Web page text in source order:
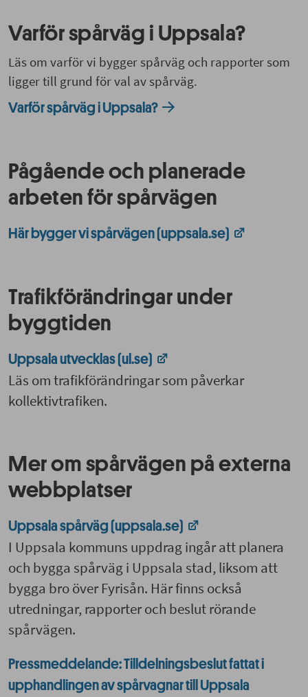
Varför spårväg i Uppsala?
Läs om varför vi bygger spårväg och rapporter som
ligger till grund för val av spårväg.
Varför spårväg i Uppsala?
Pågående och planerade
arbeten för spårvägen
Här bygger vi spårvägen (uppsala.se)
Trafikförändringar under
byggtiden
Uppsala utvecklas (ul.se)
Läs om trafikförändringar som påverkar
kollektivtrafiken.
Mer om spårvägen på externa
webbplatser
Uppsala spårväg (uppsala.se)
I Uppsala kommuns uppdrag ingår att planera
och bygga spårväg i Uppsala stad, liksom att
bygga bro över Fyrisån. Här finns också
utredningar, rapporter och beslut rörande
spårvägen.
Pressmeddelande: Tilldelningsbeslut fattat i
upphandlingen av spårvagnar till Uppsala